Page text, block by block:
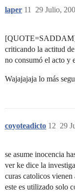
laper 29 Julio,
11
criticando la actitud
no consumó el acto
Wajajajaja lo más
coyoteadicto 29
12
se asume inocencia
ver ke dice la
curas catolicos
este es utilizado solo